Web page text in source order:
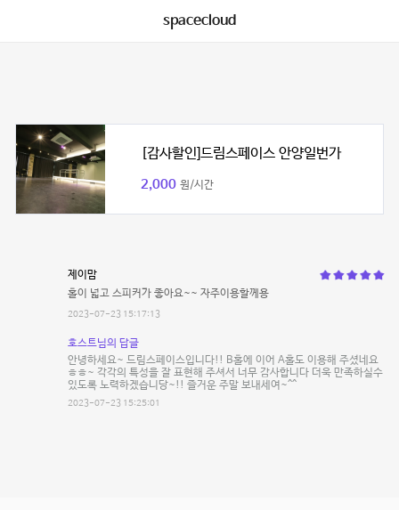
spacecloud
[감사할인]드림스페이스 안양일번가
2,000 원/시간
제이맘
홀이 넓고 스피커가 좋아요~~ 자주이용할께용
2023-07-23 15:17:13
호스트님의 답글
안녕하세요~ 드림스페이스입니다!! B홀에 이어 A홀도 이용해 주셨네요
ㅎㅎ~ 각각의 특성을 잘 표현해 주셔서 너무 감사합니다 더욱 만족하실수
있도록 노력하겠습니당~!! 즐거운 주말 보내세여~^^
2023-07-23 15:25:01